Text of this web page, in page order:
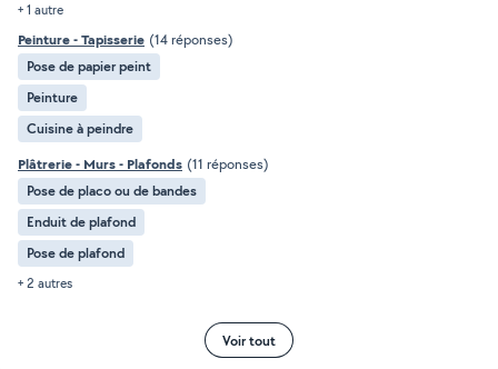
+ 1 autre
Peinture - Tapisserie (14 réponses)
Pose de papier peint
Peinture
Cuisine à peindre
Plâtrerie - Murs - Plafonds (11 réponses)
Pose de placo ou de bandes
Enduit de plafond
Pose de plafond
+ 2 autres
Voir tout